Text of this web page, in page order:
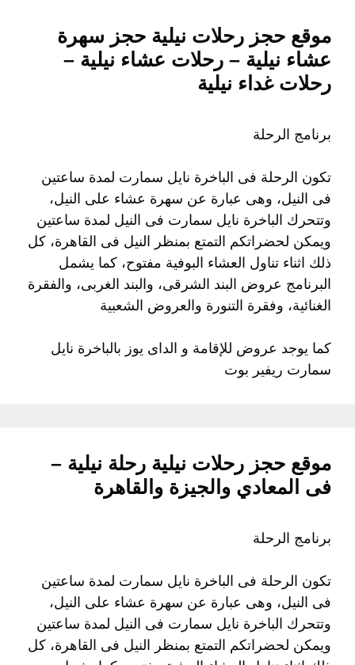
موقع حجز رحلات نيلية حجز سهرة
عشاء نيلية – رحلات عشاء نيلية –
رحلات غداء نيلية
برنامج الرحلة
تكون الرحلة فى الباخرة نايل سمارت لمدة ساعتين
فى النيل، وهى عبارة عن سهرة عشاء على النيل،
وتتحرك الباخرة نايل سمارت فى النيل لمدة ساعتين
ويمكن لحضراتكم التمتع بمنظر النيل فى القاهرة، كل
ذلك اثناء تناول العشاء البوفية مفتوح، كما يشمل
البرنامج عروض البند الشرقى، والبند الغربى، والفقرة
الغنائية، وفقرة التنورة والعروض الشعبية
كما يوجد عروض للإقامة و الداى يوز بالباخرة نايل
سمارت ريفير بوت
موقع حجز رحلات نيلية رحلة نيلية –
فى المعادي والجيزة والقاهرة
برنامج الرحلة
تكون الرحلة فى الباخرة نايل سمارت لمدة ساعتين
فى النيل، وهى عبارة عن سهرة عشاء على النيل،
وتتحرك الباخرة نايل سمارت فى النيل لمدة ساعتين
ويمكن لحضراتكم التمتع بمنظر النيل فى القاهرة، كل